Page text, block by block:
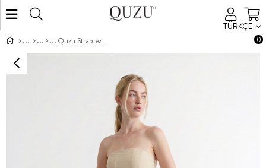
TÜRKÇE
0
Quzu Straplez Midi Boy Elbise Taş